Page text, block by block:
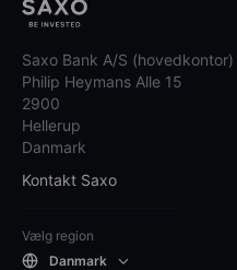
Saxo Bank A/S (hovedkontor)
Philip Heymans Alle 15
2900
Hellerup
Danmark
Kontakt Saxo
Vælg region
Danmark